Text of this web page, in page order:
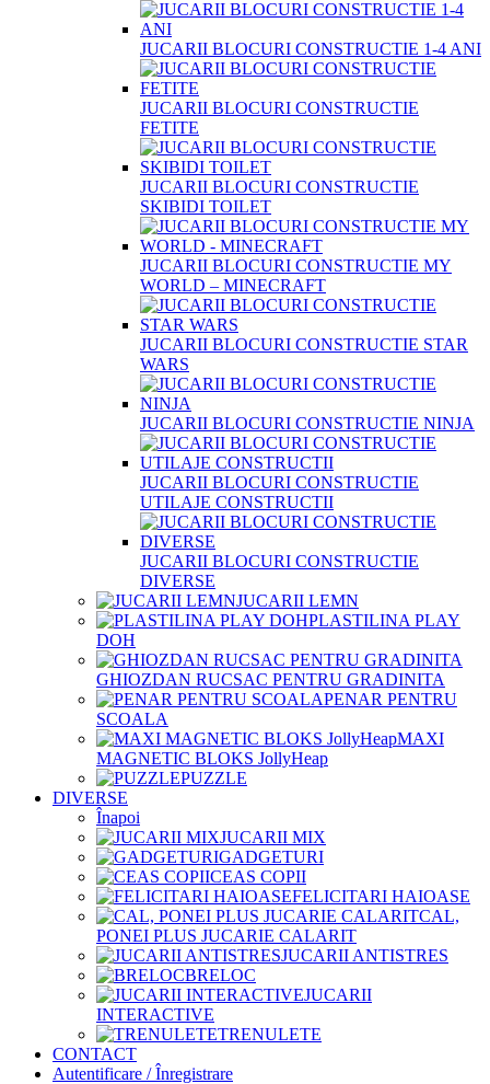
JUCARII BLOCURI CONSTRUCTIE 1-4 ANI
JUCARII BLOCURI CONSTRUCTIE
FETITE
JUCARII BLOCURI CONSTRUCTIE
SKIBIDI TOILET
JUCARII BLOCURI CONSTRUCTIE MY
WORLD – MINECRAFT
JUCARII BLOCURI CONSTRUCTIE STAR
WARS
JUCARII BLOCURI CONSTRUCTIE NINJA
JUCARII BLOCURI CONSTRUCTIE
UTILAJE CONSTRUCTII
JUCARII BLOCURI CONSTRUCTIE
DIVERSE
JUCARII LEMN
PLASTILINA PLAY
DOH
GHIOZDAN RUCSAC PENTRU GRADINITA
PENAR PENTRU
SCOALA
MAXI
MAGNETIC BLOKS JollyHeap
PUZZLE
DIVERSE
Înapoi
JUCARII MIX
GADGETURI
CEAS COPII
FELICITARI HAIOASE
CAL,
PONEI PLUS JUCARIE CALARIT
JUCARII ANTISTRES
BRELOC
JUCARII
INTERACTIVE
TRENULETE
CONTACT
Autentificare / Înregistrare